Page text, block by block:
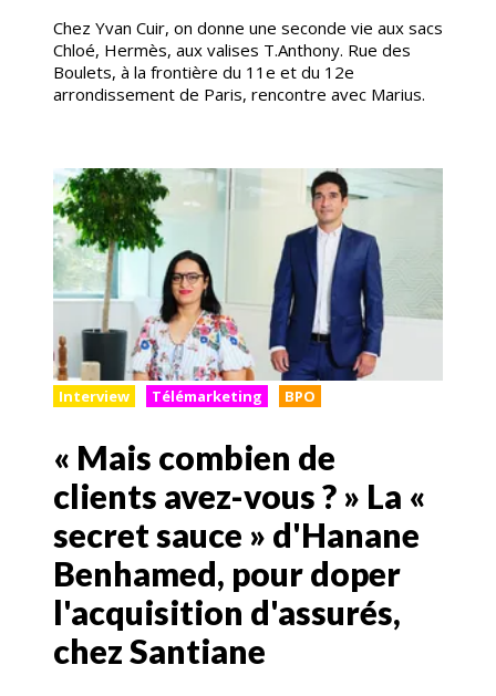
Chez Yvan Cuir, on donne une seconde vie aux sacs
Chloé, Hermès, aux valises T.Anthony. Rue des
Boulets, à la frontière du 11e et du 12e
arrondissement de Paris, rencontre avec Marius.
Interview Télémarketing BPO
« Mais combien de
clients avez-vous ? » La «
secret sauce » d'Hanane
Benhamed, pour doper
l'acquisition d'assurés,
chez Santiane